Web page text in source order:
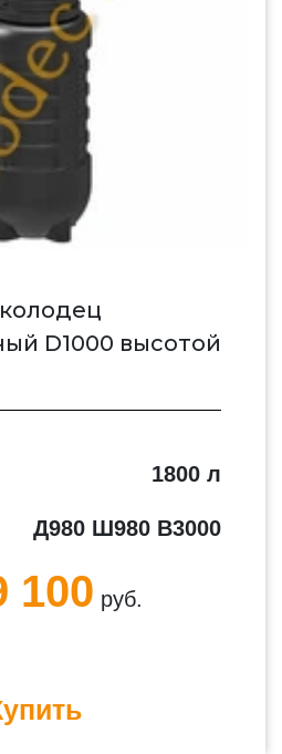
D1000 высотой
1800 л
Д980 Ш980 В3000
100 руб.